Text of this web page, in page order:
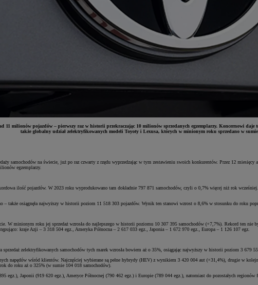
milionów pojazdów – pierwszy raz w historii przekraczając 10 milionów sprzedanych egzemplarzy. Koncernowi
także globalny udział zelektryfikowanych modeli Toyoty i Lexusa, których w minionym roku sprzedano w
samochodów na świecie, już po raz czwarty z rzędu wyprzedzając w tym zestawieniu swoich konkurentów. Przez 12
egzemplarzy.
ilość pojazdów. W 2023 roku wyprodukowano tam dokładnie 797 871 samochodów, czyli o 0,7% więcej niż rok
także osiągnęła najwyższy w historii poziom 11 518 303 pojazdów. Wynik ten stanowi wzrost o 8,6% w stosunku do roku
W minionym roku jej sprzedaż wzrosła do najlepszego w historii poziomu 10 307 395 samochodów (+7,7%). Rekord ten nie
kraje Azji – 3 318 504 egz., Ameryka Północna – 2 617 033 egz., Japonia – 1 672 970 egz., Europa – 1 126 107 egz.
zelektryfikowanych samochodów tych marek wzrosła bowiem aż o 35%, osiągając najwyższy w historii poziom 3 679
napędów wśród klientów. Najczęściej wybierane są pełne hybrydy (HEV) z wynikiem 3 420 004 aut (+31,4%), drugie w
do roku aż o 325% (w sumie 104 018 samochodów).
Japonii (919 620 egz.), Ameryce Północnej (790 462 egz.) i Europie (789 044 egz.), natomiast do pozostałych regionów